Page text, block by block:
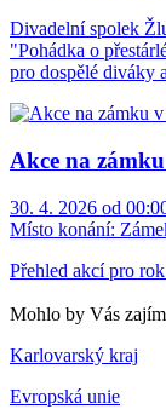
Divadelní spolek
"Pohádka o
pro dospělé diváky
Akce na
30. 4. 2026 od
Místo konání:
Přehled akcí pro
Mohlo by Vás
Karlovarský kraj
Evropská unie